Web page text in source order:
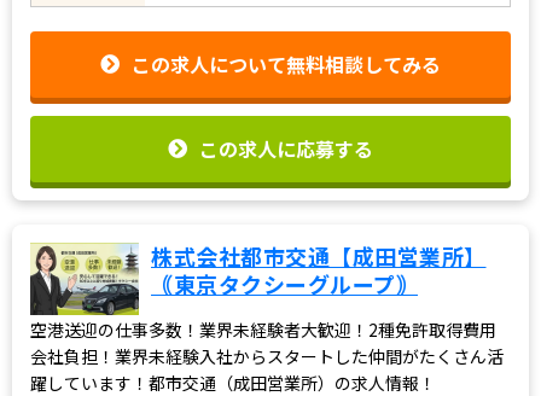
この求人について無料相談してみる
この求人に応募する
株式会社都市交通【成田営業所】
｟東京タクシーグループ｠
空港送迎の仕事多数！業界未経験者大歓迎！2種免許取得費用
会社負担！業界未経験入社からスタートした仲間がたくさん活
躍しています！都市交通（成田営業所）の求人情報！